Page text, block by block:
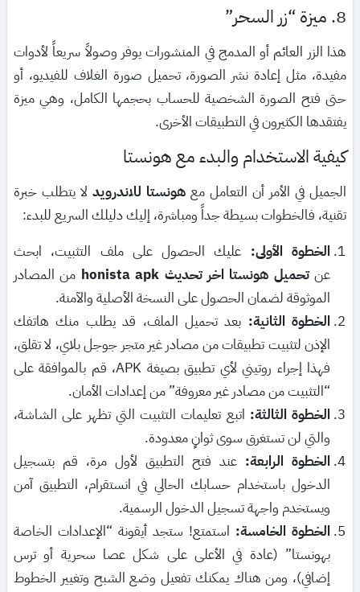
8. ميزة “زر السحر”
هذا الزر العائم أو المدمج في المنشورات يوفر وصولاً سريعاً لأدوات
مفيدة، مثل إعادة نشر الصورة، تحميل صورة الغلاف للفيديو، أو
حتى فتح الصورة الشخصية للحساب بحجمها الكامل، وهي ميزة
يفتقدها الكثيرون في التطبيقات الأخرى.
كيفية الاستخدام والبدء مع هونستا
الجميل في الأمر أن التعامل مع هونستا للاندرويد لا يتطلب خبرة
تقنية، فالخطوات بسيطة جداً ومباشرة، إليك دليلك السريع للبدء:
الخطوة الأولى: عليك الحصول على ملف التثبيت، ابحث
عنتحميل هونستا اخر تحديث honista apk
من المصادر
الموثوقة لضمان الحصول على النسخة الأصلية والآمنة.
الخطوة الثانية: بعد تحميل الملف، قد يطلب منك هاتفك
الإذن لتثبيت تطبيقات من مصادر غير متجر جوجل بلاي، لا تقلق،
فهذا إجراء روتيني لأي تطبيق بصيغة APK، قم بالموافقة على
“التثبيت من مصادر غير معروفة” من إعدادات الأمان.
الخطوة الثالثة: اتبع تعليمات التثبيت التي تظهر على الشاشة،
والتي لن تستغرق سوى ثوانٍ معدودة.
الخطوة الرابعة: عند فتح التطبيق لأول مرة، قم بتسجيل
الدخول باستخدام حسابك الحالي في انستقرام، التطبيق آمن
ويستخدم واجهة تسجيل الدخول الرسمية.
الخطوة الخامسة: استمتع! ستجد أيقونة “الإعدادات الخاصة
بهونستا” (عادة في الأعلى على شكل عصا سحرية أو ترس
إضافي)، ومن هناك يمكنك تفعيل وضع الشبح وتغيير الخطوط